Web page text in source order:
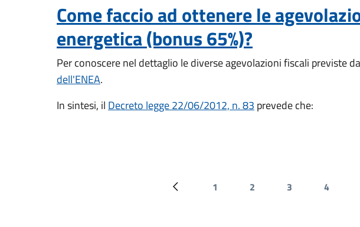
Come faccio ad ottenere le
energetica (bonus 65%)?
Per conoscere nel dettaglio le diverse agevolazioni fiscali previste
dell'ENEA.
In sintesi, il Decreto legge 22/06/2012, n. 83 prevede che:
Pagina precedente
Pagina
1
Pagina
2
Pagina
3
Pagina
4